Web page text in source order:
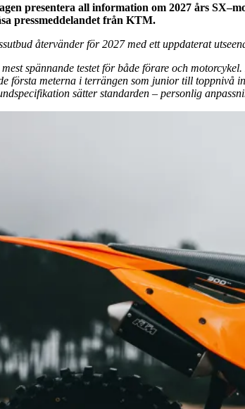
presentera all information om 2027 års
pressmeddelandet från KTM.
återvänder för 2027 med ett uppdaterat
spännande testet för både förare och
första meterna i terrängen som junior till toppnivå
sätter standarden – personlig